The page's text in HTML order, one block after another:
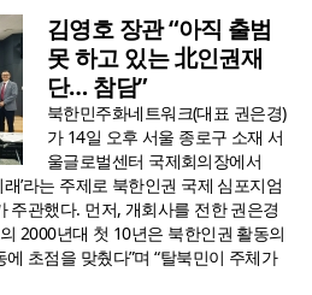
김영호 장관 “아직 출범
못 하고 있는 北인권재
단… 참담”
북한민주화네트워크(대표 권은경)
가 14일 오후 서울 종로구 소재 서
울글로벌센터 국제회의장에서
’라는 주제로 북한인권 국제 심포지엄
주관했다. 먼저, 개회사를 전한 권은경
2000년대 첫 10년은 북한인권 활동의
초점을 맞췄다”며 “탈북민이 주체가